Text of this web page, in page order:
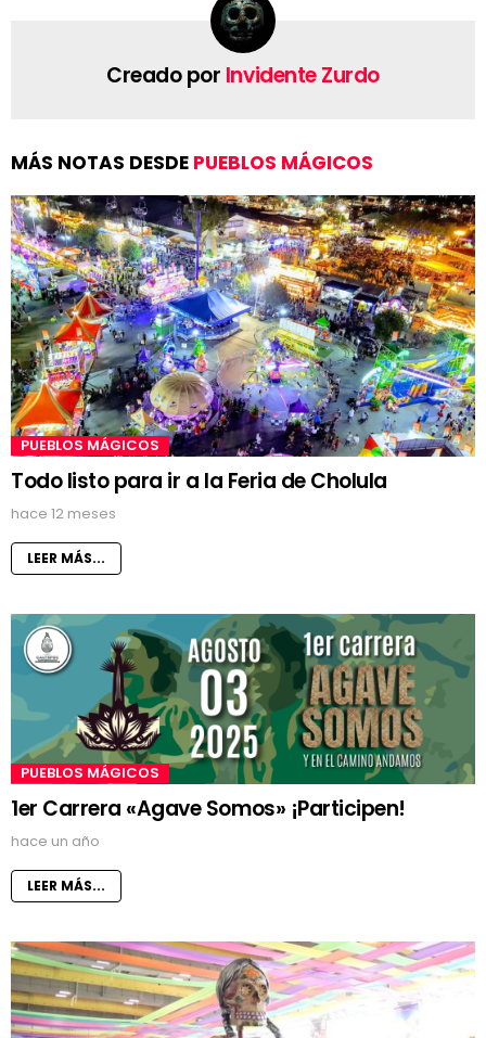
Creado por Invidente Zurdo
MÁS NOTAS DESDE PUEBLOS MÁGICOS
PUEBLOS MÁGICOS
Todo listo para ir a la Feria de Cholula
hace 12 meses
LEER MÁS...
PUEBLOS MÁGICOS
1er Carrera «Agave Somos» ¡Participen!
hace un año
LEER MÁS...